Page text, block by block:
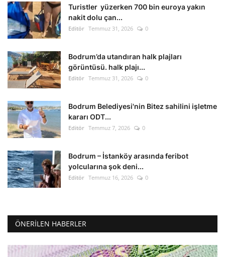
Turistler yüzerken 700 bin euroya yakın
nakit dolu çan...
Editör Temmuz 31, 2026 0
Bodrum’da utandıran halk plajları
görüntüsü. halk plajı...
Editör Temmuz 31, 2026 0
Bodrum Belediyesi'nin Bitez sahilini işletme
kararı ODT...
Editör Temmuz 7, 2026 0
Bodrum – İstanköy arasında feribot
yolcularına şok deni...
Editör Temmuz 16, 2026 0
ÖNERILEN HABERLER